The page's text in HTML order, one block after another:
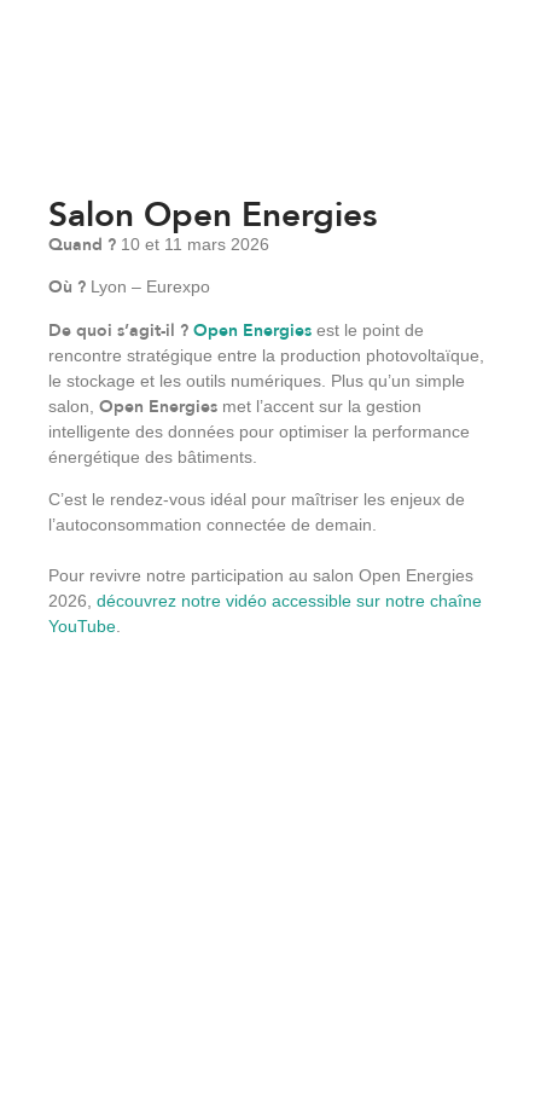
Salon Open Energies
Quand ? 10 et 11 mars 2026
Où ? Lyon – Eurexpo
De quoi s’agit-il ? Open Energies est le point de
rencontre stratégique entre la production photovoltaïque,
le stockage et les outils numériques. Plus qu’un simple
salon, Open Energies met l’accent sur la gestion
intelligente des données pour optimiser la performance
énergétique des bâtiments.
C’est le rendez-vous idéal pour maîtriser les enjeux de
l’autoconsommation connectée de demain.
Pour revivre notre participation au salon Open Energies
2026, découvrez notre vidéo accessible sur notre chaîne
YouTube